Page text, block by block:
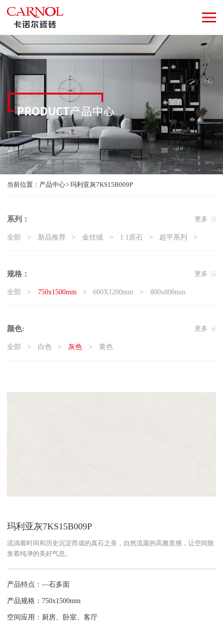
当前位置： 产品中心 玛利亚灰7KS15B009P
系列： 更多
全部 新品推荐 金丝绒 1:1原石 超平系列
精工大理石
3D微雕 臻白超平 臻白质感砖系列 莱姆石系列
规格： 更多
全部 750x1500mm 600X1200mm 800x800mm
颜色: 更多
全部 白色 灰色 黄色
玛利亚灰7KS15B009P
流淌着时间和历史沉淀而成的真石之美，自然流露的高雅质感，让空间散
发着纯净的美好气息。
产品特点：—石多面
产品规格：750x1500mm
空间应用：厨房、卧室、客厅